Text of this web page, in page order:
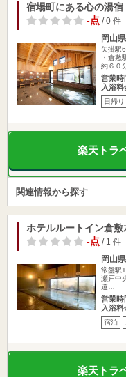
宿場町にある心の湯
-点/ 0 件
岡山
矢掛駅
・倉敷
約６０
営業時
入浴料
日帰り
楽天トラ
関連情報から探す
ホテルルートイン倉敷
-点/ 1 件
岡山
常盤駅
瀬戸中
道…
営業時
入浴料
宿泊
楽天トラ